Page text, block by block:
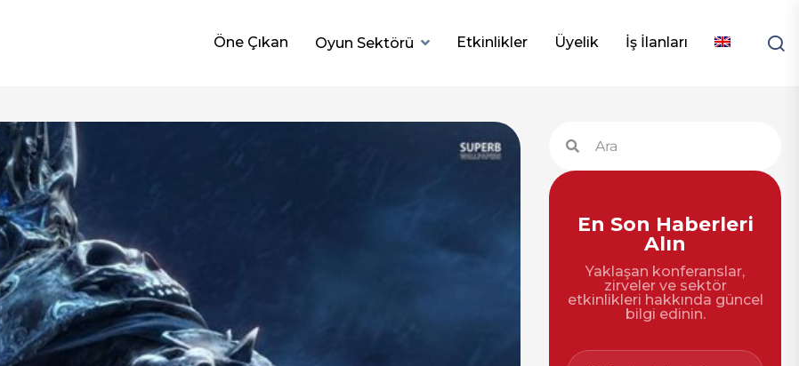
Öne Çıkan Oyun Sektörü Etkinlikler Üyelik İş İlanları
En Son Haberleri
Alın
Yaklaşan konferanslar,
zirveler ve sektör
etkinlikleri hakkında güncel
bilgi edinin.